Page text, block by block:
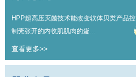
HPP超高压灭菌技术能改变软体贝类产品控
制壳张开的内收肌肌肉的蛋...
查看更多>>